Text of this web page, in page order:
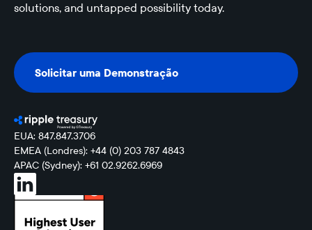
solutions, and untapped possibility today.
Solicitar uma Demonstração
Solicitar uma Demonstração
EUA: 847.847.3706
EMEA (Londres): +44 (0) 203 787 4843
APAC (Sydney): +61 02.9262.6969